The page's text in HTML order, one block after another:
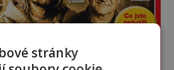
stránky